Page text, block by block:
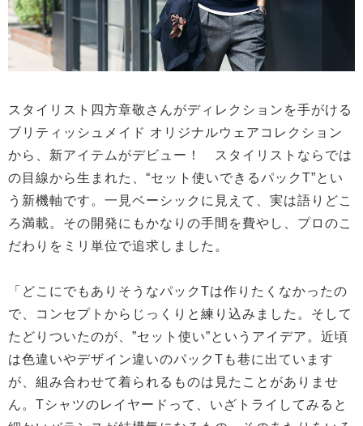
スタイリスト四方章敬さんがディレクションを手がける
ブリティッシュメイド オリジナルウェアコレクション
から、新アイテムがデビュー！ スタイリストならでは
の目線から生まれた、“セット使いできるパックT”とい
う新機軸です。一見ベーシックに見えて、実は語りどこ
ろ満載。その開発にもかなりの手間を費やし、プロのこ
だわりをミリ単位で追求しました。
「どこにでもありそうなパックTは作りたくなかったの
で、コンセプトからじっくりと練り込みました。そして
たどりついたのが、”セット使い”というアイデア。近頃
は色違いやデザイン違いのパックTも巷に出ています
が、組み合わせて着られるものは見たことがありませ
ん。Tシャツのレイヤードって、いざトライしてみると